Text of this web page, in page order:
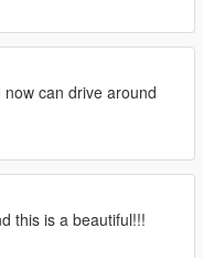
can drive around
this is a beautiful!!!